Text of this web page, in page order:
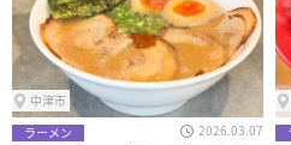
中津市
ラーメン
2026.03.07